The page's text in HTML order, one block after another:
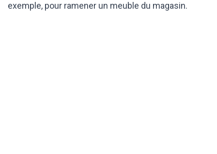
exemple, pour ramener un meuble du magasin.